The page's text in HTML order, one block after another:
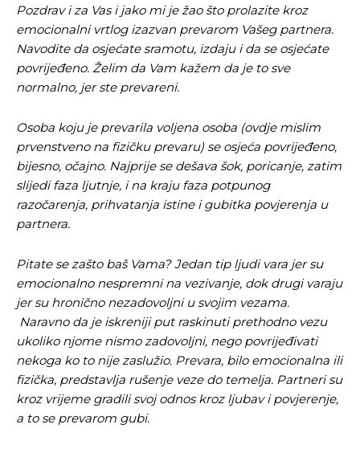
Pusti priču da živi!
Pusti priču da živi!
Pozdrav i za Vas i jako mi je žao što prolazite kroz
emocionalni vrtlog izazvan prevarom Vašeg partnera.
Navodite da osjećate sramotu, izdaju i da se osjećate
povrijeđeno. Želim da Vam kažem da je to sve
normalno, jer ste prevareni.
Osoba koju je prevarila voljena osoba (ovdje mislim
prvenstveno na fizičku prevaru) se osjeća povrijeđeno,
bijesno, očajno. Najprije se dešava šok, poricanje, zatim
slijedi faza ljutnje, i na kraju faza potpunog
razočarenja, prihvatanja istine i gubitka povjerenja u
partnera.
Pitate se zašto baš Vama? Jedan tip ljudi vara jer su
emocionalno nespremni na vezivanje, dok drugi varaju
jer su hronično nezadovoljni u svojim vezama.
Naravno da je iskreniji put raskinuti prethodno vezu
ukoliko njome nismo zadovoljni, nego povrijeđivati
nekoga ko to nije zaslužio. Prevara, bilo emocionalna ili
fizička, predstavlja rušenje veze do temelja. Partneri su
kroz vrijeme gradili svoj odnos kroz ljubav i povjerenje,
a to se prevarom gubi.